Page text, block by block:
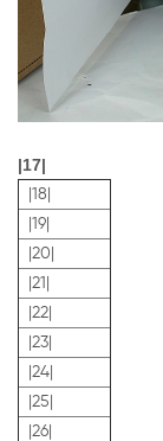
|17|
|18|
|19|
|20|
|21|
|22|
|23|
|24|
|25|
|26|